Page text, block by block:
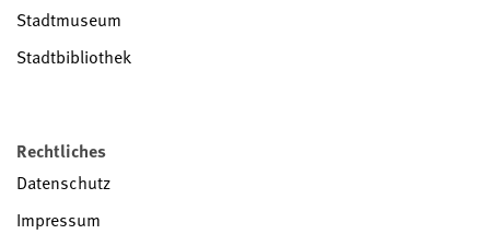
Stadtmuseum
Stadtbibliothek
Rechtliches
Datenschutz
Impressum